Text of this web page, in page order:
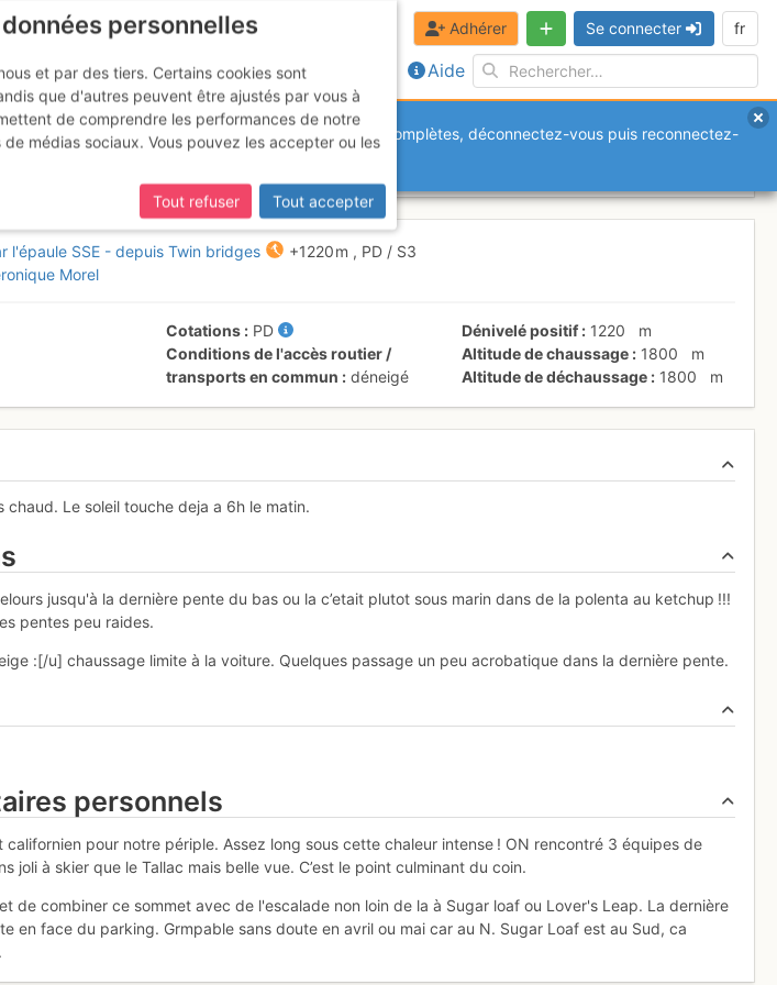
Aide
Adhérer Se connecter fr
pages ne sont plus accessibles, manquantes ou incomplètes, déconnectez-vous puis reconnectez-
SSE - depuis Twin bridges
l'épaule SSE - depuis Twin bridges +1220 m , PD / S3
Morel
Cotations
PD
Conditions de l'accès routier /
transports en commun
déneigé
Dénivelé positif 1220
m
Altitude de chaussage
1800
m
Altitude de déchaussage
1800 m
chaud. Le soleil touche deja a 6h le matin.
jusqu'à la dernière pente du bas ou la c’etait plutot sous marin dans de la polenta au ketchup !!!
pentes peu raides.
:[/u] chaussage limite à la voiture. Quelques passage un peu acrobatique dans la dernière pente.
personnels
californien pour notre périple. Assez long sous cette chaleur intense ! ON rencontré 3 équipes de
joli à skier que le Tallac mais belle vue. C’est le point culminant du coin.
de combiner ce sommet avec de l'escalade non loin de la à Sugar loaf ou Lover's Leap. La dernière
en face du parking. Grmpable sans doute en avril ou mai car au N. Sugar Loaf est au Sud, ca
personnelles
et par des tiers. Certains cookies sont
que d'autres peuvent être ajustés par vous à
de comprendre les performances de notre
médias sociaux. Vous pouvez les accepter ou les
Tout refuser
Tout accepter